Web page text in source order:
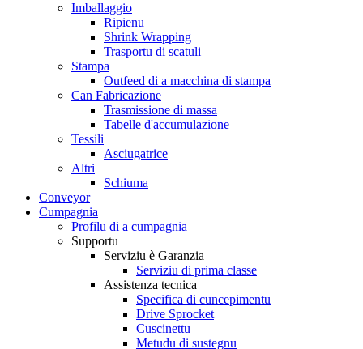
Imballaggio
Ripienu
Shrink Wrapping
Trasportu di scatuli
Stampa
Outfeed di a macchina di stampa
Can Fabricazione
Trasmissione di massa
Tabelle d'accumulazione
Tessili
Asciugatrice
Altri
Schiuma
Conveyor
Cumpagnia
Profilu di a cumpagnia
Supportu
Serviziu è Garanzia
Serviziu di prima classe
Assistenza tecnica
Specifica di cuncepimentu
Drive Sprocket
Cuscinettu
Metudu di sustegnu